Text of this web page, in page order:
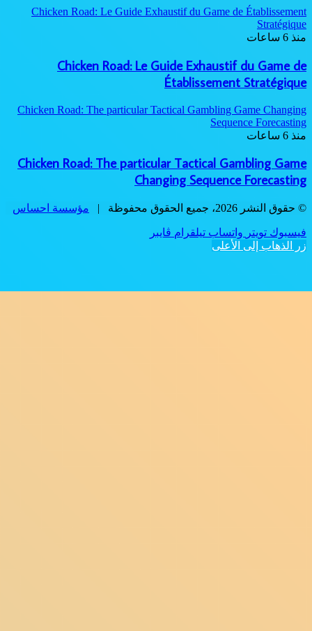
Chicken Road: Le Guide
Chicken Road: Le
Chicken Road: The particular
Chicken Road: The
مؤسسة احساس
ڤايبر